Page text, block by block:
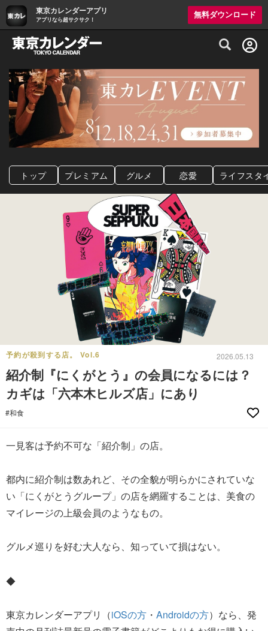
東京カレンダーアプリ
アプリなら超サクサク！
無料ダウンロード
グルメ情報・プレミアムレストラン予約
トップ プレミアム グルメ 恋愛 ライフスタ
予約が殺到する店。 Vol.6 2026.05.13
紹介制『にくがとう』の会員になるには？
カギは「六本木ヒルズ店」にあり
#和食
一見客は予約不可な「紹介制」の店。
都内に紹介制は数あれど、その全貌が明らかにされていな
い「にくがとうグループ」の店を網羅することは、美食の
マイレージの上級会員のようなもの。
グルメ巡りを好む大人なら、知っていて損はない。
◆
東京カレンダーアプリ（iOSの方 ・ Androidの方）なら、発